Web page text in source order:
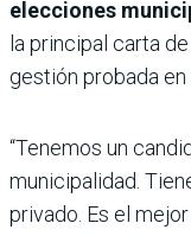
elecciones
la principal carta
gestión probada
“Tenemos un
municipalidad.
privado. Es el